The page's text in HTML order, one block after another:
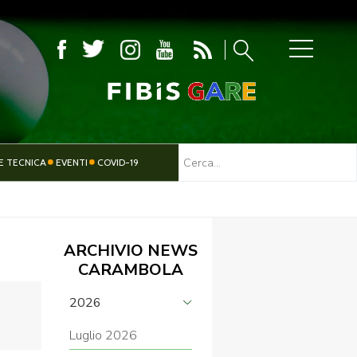
TECNICA EVENTI COVID-19
ARCHIVIO NEWS
CARAMBOLA
2026
Luglio 2026